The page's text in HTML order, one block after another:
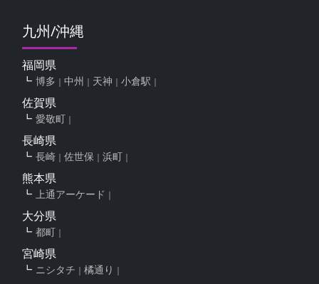
九州/沖縄
福岡県
博多 中州 天神 小倉駅
佐賀県
愛敬町
長崎県
長崎 佐世保 浜町
熊本県
上通アーケード
大分県
都町
宮崎県
ニシタチ 橘通り